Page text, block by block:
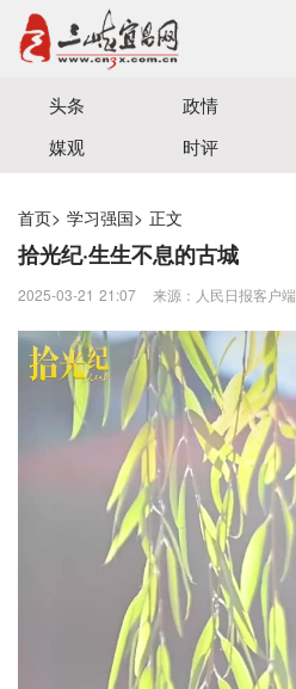
宜昌三峡融媒体中心主办
头条 政情
媒观
时评
首页> 学习强国> 正文
拾光纪·生生不息的古城
2025-03-21 21:07 来源：人民日报客户端